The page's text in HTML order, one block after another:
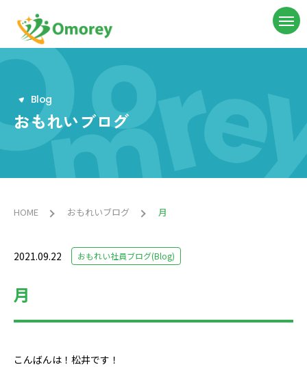
Blog
おもれいブログ
HOME おもれいブログ 月
2021.09.22 おもれい社員ブログ(Blog)
月
こんばんは！松井です！